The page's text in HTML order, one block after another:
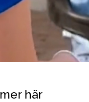
här